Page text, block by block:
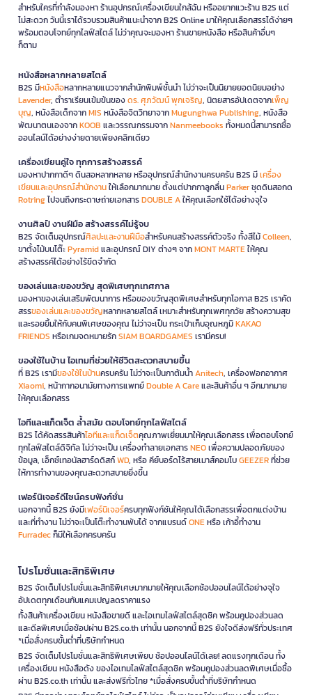
สำหรับใครที่กำลังมองหา ร้านอุปกรณ์เครื่องเขียนใกล้ฉัน หรืออยากแวะร้าน B2S แต่
ไม่สะดวก วันนี้เราได้รวบรวมสินค้าแนะนำจาก B2S Online มาให้คุณเลือกสรรได้ง่ายๆ
พร้อมตอบโจทย์ทุกไลฟ์สไตล์ ไม่ว่าคุณจะมองหา ร้านขายหนังสือ หรือสินค้าอื่นๆ
ก็ตาม
หนังสือหลากหลายสไตล์
B2S มีหนังสือหลากหลายแนวจากสำนักพิมพ์ชั้นนำ ไม่ว่าจะเป็นนิยายยอดนิยมอย่าง
Lavender, ตำราเรียนเข้มข้นของดร. ศุภวัฒน์ พุกเจริญ, นิตยสารอัปเดตจากเพ็ญ
บุญ, หนังสือเด็กจากMIS หนังสือจิตวิทยาจากMugunghwa Publishing, หนังสือ
พัฒนาตนเองจากKOOB และวรรณกรรมจากNanmeebooks ทั้งหมดนี้สามารถซื้อ
ออนไลน์ได้อย่างง่ายดายเพียงคลิกเดียว
เครื่องเขียนคู่ใจ ทุกการสร้างสรรค์
มองหาปากกาดีๆ ดินสอหลากหลาย หรืออุปกรณ์สำนักงานครบครัน B2S มีเครื่อง
เขียนและอุปกรณ์สำนักงานให้เลือกมากมาย ตั้งแต่ปากกาลูกลื่นParkerชุดดินสอกด
Rotringไปจนถึงกระดาษถ่ายเอกสารDOUBLE Aให้คุณเลือกใช้ได้อย่างจุใจ
งานศิลป์ งานฝีมือ สร้างสรรค์ไม่รู้จบ
B2S จัดเต็มอุปกรณ์ศิลปะและงานฝีมือสำหรับคนสร้างสรรค์ตัวจริง ทั้งสีไม้Colleen,
ขาตั้งไม้บนโต๊ะPyramidและอุปกรณ์ DIY ต่างๆ จากMONT MARTEให้คุณ
สร้างสรรค์ได้อย่างไร้ขีดจำกัด
ของเล่นและของขวัญ สุดพิเศษทุกเทศกาล
มองหาของเล่นเสริมพัฒนาการ หรือของขวัญสุดพิเศษสำหรับทุกโอกาส B2S เราคัด
สรรของเล่นและของขวัญหลากหลายสไตล์ เหมาะสำหรับทุกเพศทุกวัย สร้างความสุข
และรอยยิ้มให้กับคนพิเศษของคุณ ไม่ว่าจะเป็น กระเป๋าเก็บอุณหภูมิKAKAO
FRIENDS หรือเกมจดหมายรักSIAM BOARDGAMES เรามีครบ!
ของใช้ในบ้าน ไอเทมที่ช่วยให้ชีวิตสะดวกสบายขึ้น
ที่ B2S เรามีของใช้ในบ้านครบครัน ไม่ว่าจะเป็นกาต้มน้ำAnitech, เครื่องฟอกอากาศ
Xiaomi, หน้ากากอนามัยทางการแพทย์Double A Careและสินค้าอื่น ๆ อีกมากมาย
ให้คุณเลือกสรร
ไอทีและแก็ดเจ็ต ล้ำสมัย ตอบโจทย์ทุกไลฟ์สไตล์
B2S ได้คัดสรรสินค้าไอทีและแก็ดเจ็ตคุณภาพเยี่ยมมาให้คุณเลือกสรร เพื่อตอบโจทย์
ทุกไลฟ์สไตล์ดิจิทัล ไม่ว่าจะเป็น เครื่องทำลายเอกสารNEOเพื่อความปลอดภัยของ
ข้อมูล, เอ็กซ์เทอนัลฮาร์ดดิสก์WD, หรือ คีย์บอร์ดไร้สายเมาส์คอมโบGEEZERที่ช่วย
ให้การทำงานของคุณสะดวกสบายยิ่งขึ้น
เฟอร์นิเจอร์ดีไซน์ครบฟังก์ชั่น
นอกจากนี้ B2S ยังมีเฟอร์นิเจอร์ครบทุกฟังก์ชันให้คุณได้เลือกสรรเพื่อตกแต่งบ้าน
และที่ทำงาน ไม่ว่าจะเป็นโต๊ะทำงานพับได้ จากแบรนด์ONEหรือ เก้าอี้ทำงาน
Furradecก็มีให้เลือกครบครัน
โปรโมชั่นและสิทธิพิเศษ
B2S จัดเต็มโปรโมชั่นและสิทธิพิเศษมากมายให้คุณเลือกช้อปออนไลน์ได้อย่างจุใจ
อัปเดตทุกเดือนกับแคมเปญลดราคาแรง
ทั้งสินค้าเครื่องเขียน หนังสือขายดี และไอเทมไลฟ์สไตล์สุดชิค พร้อมคูปองส่วนลด
และดีลพิเศษเมื่อช้อปผ่าน B2S.co.th เท่านั้น นอกจากนี้ B2S ยังใจดีส่งฟรีทั่วประเทศ
*เมื่อสั่งครบขั้นต่ำที่บริษัทกำหนด
B2S จัดเต็มโปรโมชั่นและสิทธิพิเศษเพียบ ช้อปออนไลน์ได้เลย! ลดแรงทุกเดือน ทั้ง
เครื่องเขียน หนังสือดัง ของไอเทมไลฟ์สไตล์สุดชิค พร้อมคูปองส่วนลดพิเศษเมื่อซื้อ
ผ่าน B2S.co.th เท่านั้น และส่งฟรีทั่วไทย *เมื่อสั่งครบขั้นต่ำที่บริษัทกำหนด